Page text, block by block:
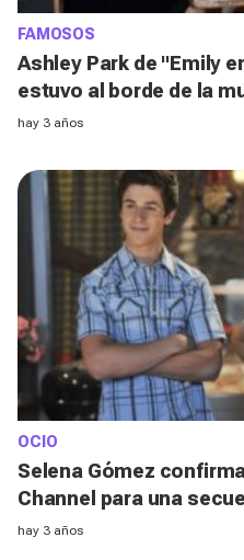
FAMOSOS
Ashley Park de "Emily
estuvo al borde de la
séptico
hay 3 años
OCIO
Selena Gómez
Channel para una
de Waverly Place'
hay 3 años